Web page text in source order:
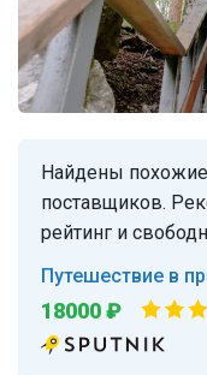
Найдены
поставщиков.
рейтинг и
Путешествие в
18000 ₽